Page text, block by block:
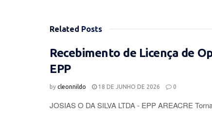
Related Posts
Recebimento de Licença de
EPP
by cleonnildo 18 DE JUNHO DE 2026 0
JOSIAS O DA SILVA LTDA - EPP AREACRE